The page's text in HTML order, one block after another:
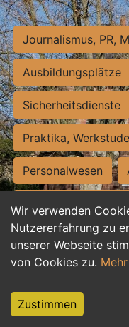
Wir verwenden
Nutzererfahrung zu
unserer Webseite
von Cookies zu.
Zustimmen
Journalismus, PR,
Ausbildungsplätze
Sicherheitsdienste
Praktika,
Personalwesen
Hilfskräfte,
Einkauf, Logistik,
Weiterbildung,
Tourismus